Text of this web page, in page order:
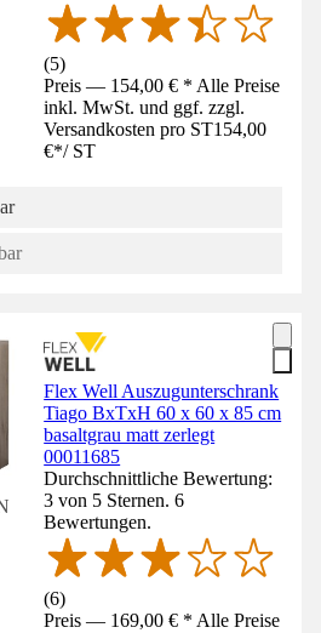
(5)
Preis — 154,00 € * Alle Preise
inkl. MwSt. und ggf. zzgl.
Versandkosten pro ST154,00
€*/ ST
Flex Well Auszugunterschrank
Tiago BxTxH 60 x 60 x 85 cm
basaltgrau matt zerlegt
00011685
Durchschnittliche Bewertung:
3 von 5 Sternen. 6
Bewertungen.
(6)
Preis — 169,00 € * Alle Preise